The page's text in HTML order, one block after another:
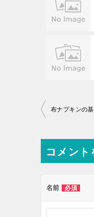
投
ナ
ビ
ー
布ナプキンの
コメント
名前 必須